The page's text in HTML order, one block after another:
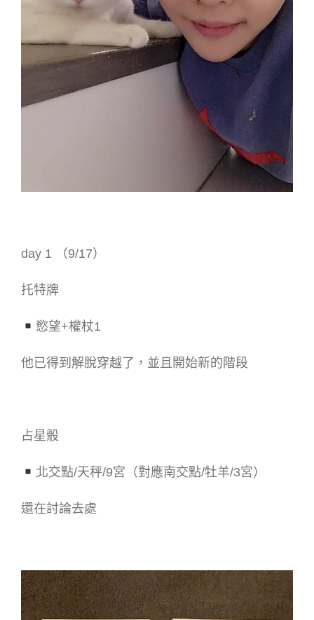
day 1 （9/17）
托特牌
慾望+權杖1
他已得到解脫穿越了，並且開始新的階段
占星骰
北交點/天秤/9宮（對應南交點/牡羊/3宮）
還在討論去處